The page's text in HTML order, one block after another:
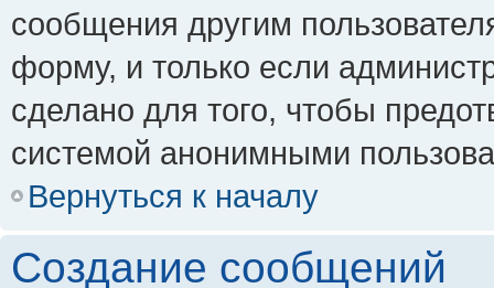
сообщения другим
форму, и только если
сделано для того, чтобы
системой анонимными
Вернуться к началу
Создание сообщений